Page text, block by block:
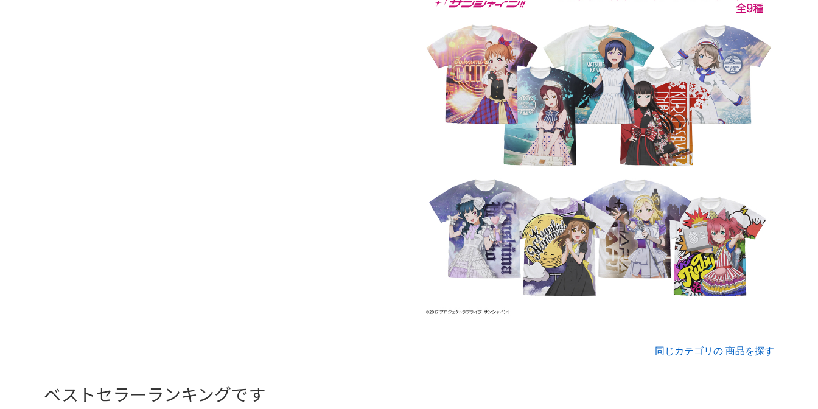
同じカテゴリの 商品を探す
ベストセラーランキングです